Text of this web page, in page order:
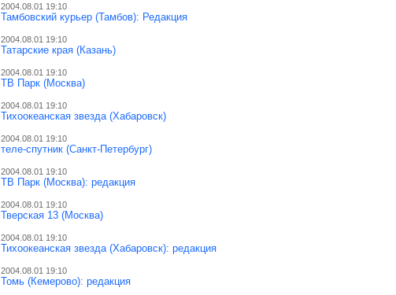
2004.08.01 19:10
Тамбовский курьер (Тамбов): Редакция
2004.08.01 19:10
Татарские края (Казань)
2004.08.01 19:10
ТВ Парк (Москва)
2004.08.01 19:10
Тихоокеанская звезда (Хабаровск)
2004.08.01 19:10
теле-спутник (Санкт-Петербург)
2004.08.01 19:10
ТВ Парк (Москва): редакция
2004.08.01 19:10
Тверская 13 (Москва)
2004.08.01 19:10
Тихоокеанская звезда (Хабаровск): редакция
2004.08.01 19:10
Томь (Кемерово): редакция